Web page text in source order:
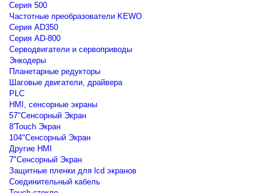
Серия 500
Частотные преобразователи KEWO
Серия AD350
Серия AD-800
Серводвигатели и сервоприводы
Энкодеры
Планетарные редукторы
Шаговые двигатели, драйвера
PLC
HMI, сенсорные экраны
57"Сенсорный Экран
8'Touch Экран
104"Сенсорный Экран
Другие HMI
7"Сенсорный Экран
Защитные пленки для lcd экранов
Соединительный кабель